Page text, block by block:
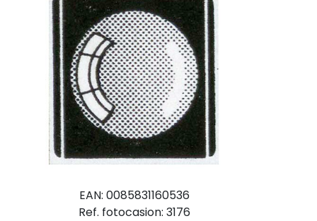
EAN: 0085831160536
Ref. fotocasion: 3176